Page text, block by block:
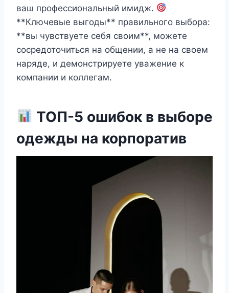
ваш профессиональный имидж.
**Ключевые выгоды** правильного выбора:
**вы чувствуете себя своим**, можете
сосредоточиться на общении, а не на своем
наряде, и демонстрируете уважение к
компании и коллегам.
ТОП-5 ошибок в выборе
одежды на корпоратив